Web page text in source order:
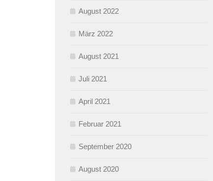
August 2022
März 2022
August 2021
Juli 2021
April 2021
Februar 2021
September 2020
August 2020